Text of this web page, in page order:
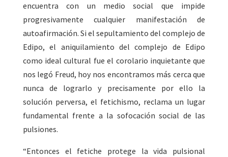
encuentra con un medio social que impide
progresivamente cualquier manifestación de
autoafirmación. Si el sepultamiento del complejo de
Edipo, el aniquilamiento del complejo de Edipo
como ideal cultural fue el corolario inquietante que
nos legó Freud, hoy nos encontramos más cerca que
nunca de lograrlo y precisamente por ello la
solución perversa, el fetichismo, reclama un lugar
fundamental frente a la sofocación social de las
pulsiones.
“Entonces el fetiche protege la vida pulsional